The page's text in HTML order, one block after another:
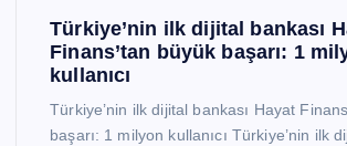
Türkiye’nin ilk dijital bankası
Finans’tan büyük başarı: 1
kullanıcı
Türkiye’nin ilk dijital bankası Hayat
başarı: 1 milyon kullanıcı Türkiye’nin ilk